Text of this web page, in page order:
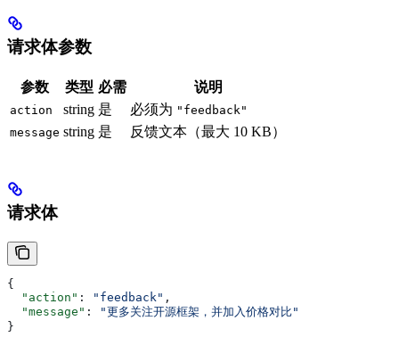
请求体参数
参数 类型 必需 说明
action string 是 必须为 "feedback"
message string 是 反馈文本（最大 10 KB）
请求体
{
  "action"
: "feedback" ,
  "message"
:
"更多关注开源框架，并加入价格对比"
}